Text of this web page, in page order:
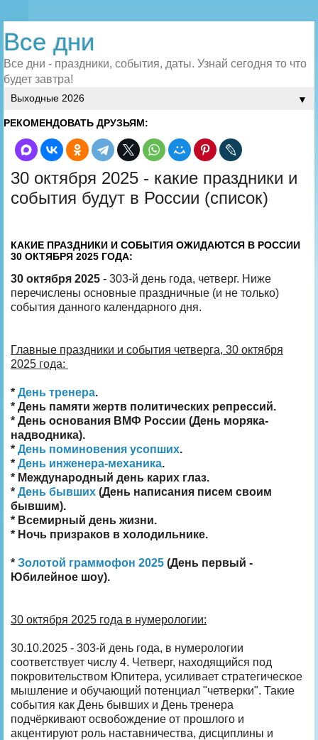
Все дни
Все дни - праздники, события, даты. Узнай сегодня то что
будет завтра!
▼
РЕКОМЕНДОВАТЬ ДРУЗЬЯМ:
30 октября 2025 - какие праздники и
события будут в России (список)
КАКИЕ ПРАЗДНИКИ И СОБЫТИЯ ОЖИДАЮТСЯ В РОССИИ
30 ОКТЯБРЯ 2025 ГОДА:
30 октября 2025 - 303-й день года, четверг. Ниже
перечислены основные праздничные (и не только)
события данного календарного дня.
Главные праздники и события четверга, 30 октября
2025 года:
* День тренера.
* День памяти жертв политических репрессий.
* День основания ВМФ России (День моряка-
надводника).
* День поминовения усопших.
* День инженера-механика.
* Международный день карих глаз.
* День бывших (День написания писем своим
бывшим).
* Всемирный день жизни.
* Ночь призраков в холодильнике.
* Золотой граммофон 2025 (День первый -
Юбилейное шоу).
30 октября 2025 года в нумерологии:
30.10.2025 - 303-й день года, в нумерологии
соответствует числу 4. Четверг, находящийся под
покровительством Юпитера, усиливает стратегическое
мышление и обучающий потенциал "четверки". Такие
события как День бывших и День тренера
подчёркивают освобождение от прошлого и
акцентируют роль наставничества, дисциплины и